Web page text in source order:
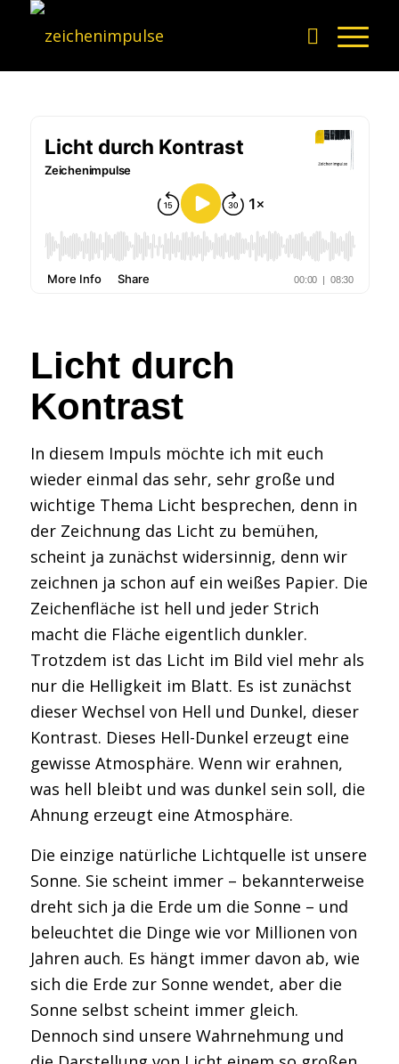
Licht durch
Kontrast
In diesem Impuls möchte ich mit euch
wieder einmal das sehr, sehr große und
wichtige Thema Licht besprechen, denn in
der Zeichnung das Licht zu bemühen,
scheint ja zunächst widersinnig, denn wir
zeichnen ja schon auf ein weißes Papier. Die
Zeichenfläche ist hell und jeder Strich
macht die Fläche eigentlich dunkler.
Trotzdem ist das Licht im Bild viel mehr als
nur die Helligkeit im Blatt. Es ist zunächst
dieser Wechsel von Hell und Dunkel, dieser
Kontrast. Dieses Hell-Dunkel erzeugt eine
gewisse Atmosphäre. Wenn wir erahnen,
was hell bleibt und was dunkel sein soll, die
Ahnung erzeugt eine Atmosphäre.
Die einzige natürliche Lichtquelle ist unsere
Sonne. Sie scheint immer – bekannterweise
dreht sich ja die Erde um die Sonne – und
beleuchtet die Dinge wie vor Millionen von
Jahren auch. Es hängt immer davon ab, wie
sich die Erde zur Sonne wendet, aber die
Sonne selbst scheint immer gleich.
Dennoch sind unsere Wahrnehmung und